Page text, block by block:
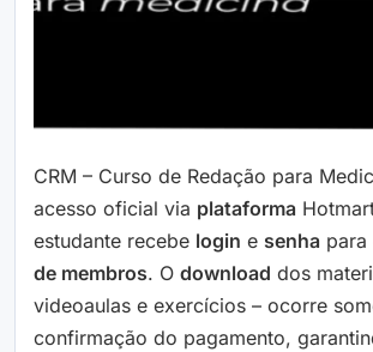
CRM – Curso de Redação para
acesso oficial via plataforma
estudante recebe login e senha para
de membros. O download dos
videoaulas e exercícios – ocorre
confirmação do pagamento,